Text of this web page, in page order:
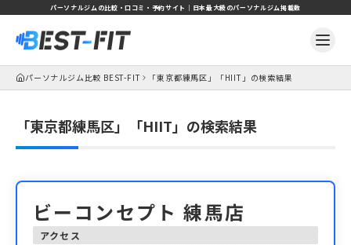
パーソナルジムの比較・口コミ・予約サイト｜日本最大級のパーソナルジム掲載数
パーソナルジム比較 BEST-FIT 「東京都練馬区」「HIIT」の検索結果
「東京都練馬区」「HIIT」の検索結果
ビーコンセプト 練馬店
アクセス